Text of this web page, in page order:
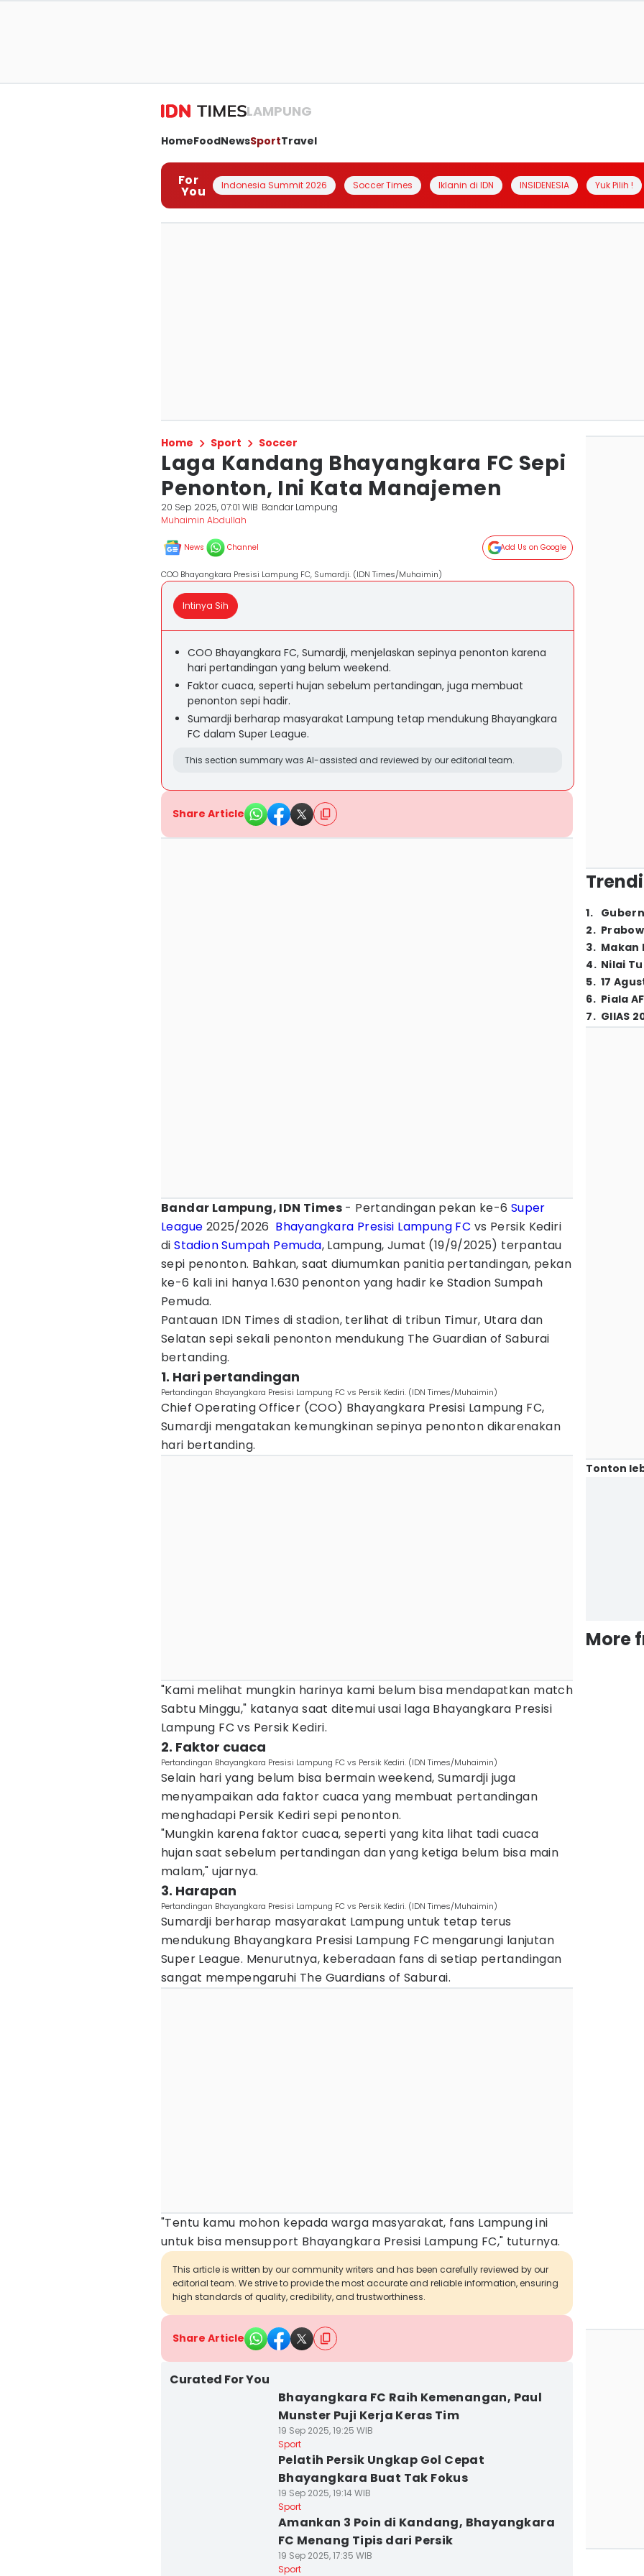
LAMPUNG
HomeFoodNewsSportTravel
For
You Indonesia Summit 2026 Soccer Times Iklanin di IDN INSIDENESIA Yuk Pilih !
Home Sport Soccer
Laga Kandang Bhayangkara FC Sepi
Penonton, Ini Kata Manajemen
20 Sep 2025, 07:01 WIB Bandar Lampung
Muhaimin Abdullah
News Channel Add Us on Google
COO Bhayangkara Presisi Lampung FC, Sumardji. (IDN Times/Muhaimin)
Intinya Sih
COO Bhayangkara FC, Sumardji, menjelaskan sepinya penonton karena
hari pertandingan yang belum weekend.
Faktor cuaca, seperti hujan sebelum pertandingan, juga membuat
penonton sepi hadir.
Sumardji berharap masyarakat Lampung tetap mendukung Bhayangkara
FC dalam Super League.
This section summary was AI-assisted and reviewed by our editorial team.
Share Article
Bandar Lampung, IDN Times - Pertandingan pekan ke-6 Super
League 2025/2026 Bhayangkara Presisi Lampung FC vs Persik Kediri
diStadion Sumpah Pemuda, Lampung, Jumat (19/9/2025) terpantau
sepi penonton. Bahkan, saat diumumkan panitia pertandingan, pekan
ke-6 kali ini hanya 1.630 penonton yang hadir ke Stadion Sumpah
Pemuda.
Pantauan IDN Times di stadion, terlihat di tribun Timur, Utara dan
Selatan sepi sekali penonton mendukung The Guardian of Saburai
bertanding.
1. Hari pertandingan
Pertandingan Bhayangkara Presisi Lampung FC vs Persik Kediri. (IDN Times/Muhaimin)
Chief Operating Officer (COO) Bhayangkara Presisi Lampung FC,
Sumardji mengatakan kemungkinan sepinya penonton dikarenakan
hari bertanding.
"Kami melihat mungkin harinya kami belum bisa mendapatkan match
Sabtu Minggu," katanya saat ditemui usai laga Bhayangkara Presisi
Lampung FC vs Persik Kediri.
2. Faktor cuaca
Pertandingan Bhayangkara Presisi Lampung FC vs Persik Kediri. (IDN Times/Muhaimin)
Selain hari yang belum bisa bermain weekend, Sumardji juga
menyampaikan ada faktor cuaca yang membuat pertandingan
menghadapi Persik Kediri sepi penonton.
"Mungkin karena faktor cuaca, seperti yang kita lihat tadi cuaca
hujan saat sebelum pertandingan dan yang ketiga belum bisa main
malam," ujarnya.
3. Harapan
Pertandingan Bhayangkara Presisi Lampung FC vs Persik Kediri. (IDN Times/Muhaimin)
Sumardji berharap masyarakat Lampung untuk tetap terus
mendukung Bhayangkara Presisi Lampung FC mengarungi lanjutan
Super League. Menurutnya, keberadaan fans di setiap pertandingan
sangat mempengaruhi The Guardians of Saburai.
"Tentu kamu mohon kepada warga masyarakat, fans Lampung ini
untuk bisa mensupport Bhayangkara Presisi Lampung FC," tuturnya.
This article is written by our community writers and has been carefully reviewed by our
editorial team. We strive to provide the most accurate and reliable information, ensuring
high standards of quality, credibility, and trustworthiness.
Share Article
Curated For You
Bhayangkara FC Raih Kemenangan, Paul
Munster Puji Kerja Keras Tim
19 Sep 2025, 19:25 WIB
Sport
Pelatih Persik Ungkap Gol Cepat
Bhayangkara Buat Tak Fokus
19 Sep 2025, 19:14 WIB
Sport
Amankan 3 Poin di Kandang, Bhayangkara
FC Menang Tipis dari Persik
19 Sep 2025, 17:35 WIB
Sport
1.
2.
3. Makan
4. Nilai
5. 17
6. Piala
7. GIIAS
Tonton
More